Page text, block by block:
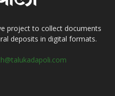
project to collect documents
deposits in digital formats.